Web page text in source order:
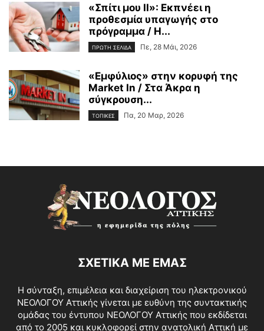
«Σπίτι μου ΙΙ»: Εκπνέει η
προθεσμία υπαγωγής στο
πρόγραμμα / Η...
ΠΡΩΤΗ ΣΕΛΙΔΑ Πε, 28 Μάι, 2026
«Εμφύλιος» στην κορυφή της
Market In / Στα Άκρα η
σύγκρουση...
ΤΟΠΙΚΕΣ Πα, 20 Μαρ, 2026
ΣΧΕΤΙΚΑ ΜΕ ΕΜΑΣ
Η σύνταξη, επιμέλεια και διαχείριση του ηλεκτρονικού
ΝΕΟΛΟΓΟΥ Αττικής γίνεται με ευθύνη της συντακτικής
ομάδας του έντυπου ΝΕΟΛΟΓΟΥ Αττικής που εκδίδεται
από το 2005 και κυκλοφορεί στην ανατολική Αττική με